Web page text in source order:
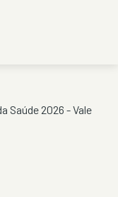
Saúde 2026 - Vale